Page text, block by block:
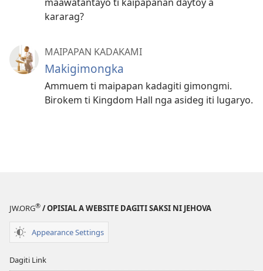
kararag?
MAIPAPAN KADAKAMI
Makigimongka
Ammuem ti maipapan kadagiti gimongmi.
Birokem ti Kingdom Hall nga asideg iti lugaryo.
JW.ORG® / OPISIAL A WEBSITE DAGITI SAKSI NI JEHOVA
Appearance Settings
Dagiti Link